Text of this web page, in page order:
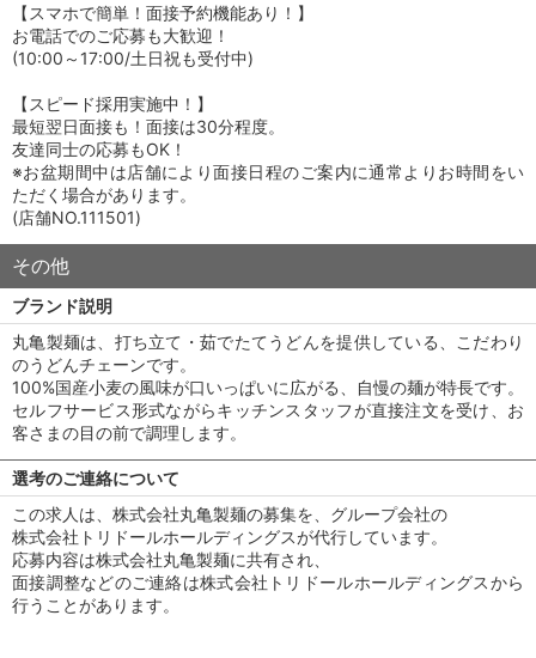
【スマホで簡単！面接予約機能あり！】
お電話でのご応募も大歓迎！
(10:00～17:00/土日祝も受付中)
【スピード採用実施中！】
最短翌日面接も！面接は30分程度。
友達同士の応募もOK！
※お盆期間中は店舗により面接日程のご案内に通常よりお時間をい
ただく場合があります。
(店舗NO.111501)
その他
ブランド説明
丸亀製麺は、打ち立て・茹でたてうどんを提供している、こだわり
のうどんチェーンです。
100%国産小麦の風味が口いっぱいに広がる、自慢の麺が特長です。
セルフサービス形式ながらキッチンスタッフが直接注文を受け、お
客さまの目の前で調理します。
選考のご連絡について
この求人は、株式会社丸亀製麺の募集を、グループ会社の
株式会社トリドールホールディングスが代行しています。
応募内容は株式会社丸亀製麺に共有され、
面接調整などのご連絡は株式会社トリドールホールディングスから
行うことがあります。